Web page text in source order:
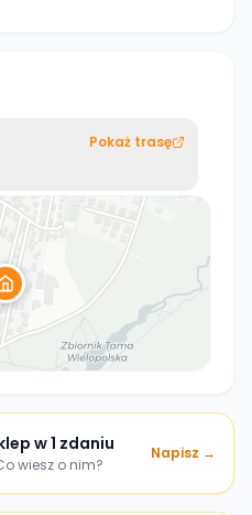
Pokaż trasę
w 1 zdaniu
wiesz o nim?
Napisz →